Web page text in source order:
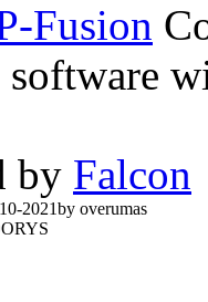
Fusion
software
by Falcon
2021by overumas